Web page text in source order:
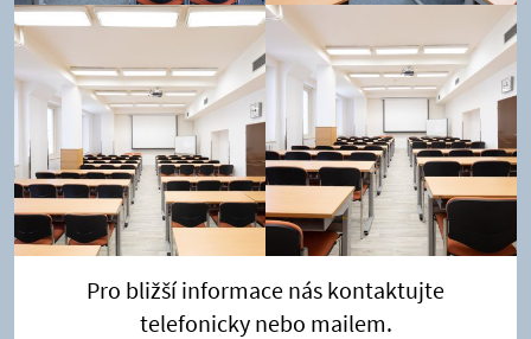
Pro bližší informace nás kontaktujte
telefonicky nebo mailem.